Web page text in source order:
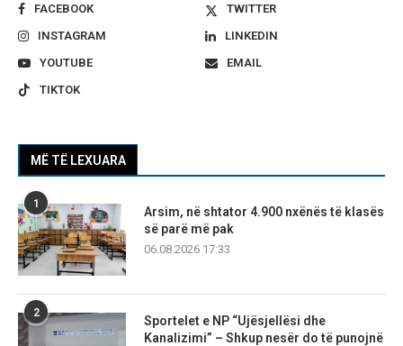
FACEBOOK
TWITTER
INSTAGRAM
LINKEDIN
YOUTUBE
EMAIL
TIKTOK
MË TË LEXUARA
1
Arsim, në shtator 4.900 nxënës të klasës
së parë më pak
06.08.2026 17:33
2
Sportelet e NP “Ujësjellësi dhe
Kanalizimi” – Shkup nesër do të punojnë